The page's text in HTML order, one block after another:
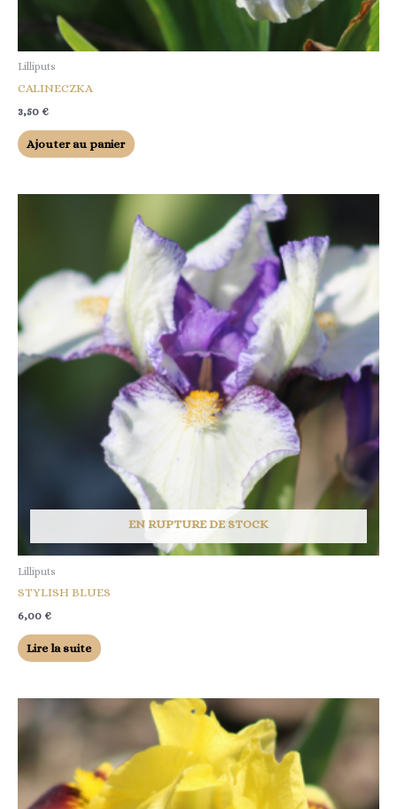
Lilliputs
CALINECZKA
3,50 €
Ajouter au panier
EN RUPTURE DE STOCK
Lilliputs
STYLISH BLUES
6,00 €
Lire la suite